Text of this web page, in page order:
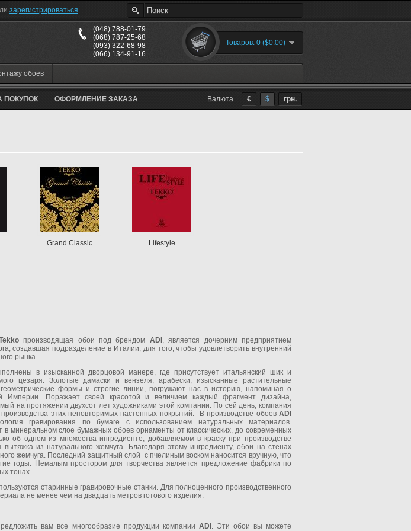
(048) 788-01-79
(068) 787-25-68
(093) 322-68-98
(066) 134-91-16
Товаров: 0 ($0.00)
зарегистрироваться
обоев
ПОКУПОК ОФОРМЛЕНИЕ ЗАКАЗА Валюта € $ грн.
производящая обои под брендом ADI , является дочерним предприятием
создавшая подразделение в Италии, для того, чтобы удовлетворить внутренний
рынка.
в изысканной дворцовой манере, где присутствует итальянский шик и
цезаря. Золотые дамаски и вензеля, арабески, изысканные растительные
формы и строгие линии, погружают нас в историю, напоминая о
Империи. Поражает своей красотой и величием каждый фрагмент дизайна,
на протяжении двухсот лет художниками этой компании. По сей день, компания
этих неповторимых настенных покрытий. В производстве обоев ADI
гравирования по бумаге с использованием натуральных материалов.
минеральном слое бумажных обоев орнаменты от классических, до современных
об одном из множества ингредиенте, добавляемом в краску при производстве
вытяжка из натурального жемчуга. Благодаря этому ингредиенту, обои на стенах
жемчуга. Последний защитный слой с пчелиным воском наносится вручную, что
годы. Немалым простором для творчества является предложение фабрики по
тонах.
старинные гравировочные станки. Для полноценного производственного
не менее чем на двадцать метров готового изделия.
вам все многообразие продукции компании ADI . Эти обои вы можете
Grand Classic Lifestyle